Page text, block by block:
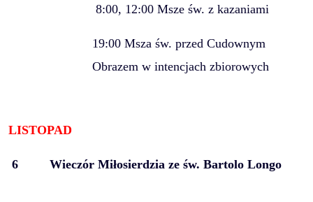
8:00, 12:00 Msze św. z kazaniami
19:00 Msza św. przed Cudownym
Obrazem w intencjach zbiorowych
LISTOPAD
6 Wieczór Miłosierdzia ze św. Bartolo Longo